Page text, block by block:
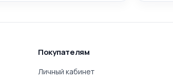
Покупателям
Личный кабинет